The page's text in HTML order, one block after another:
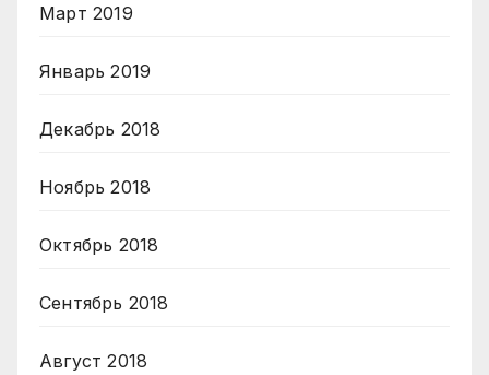
Март 2019
Январь 2019
Декабрь 2018
Ноябрь 2018
Октябрь 2018
Сентябрь 2018
Август 2018